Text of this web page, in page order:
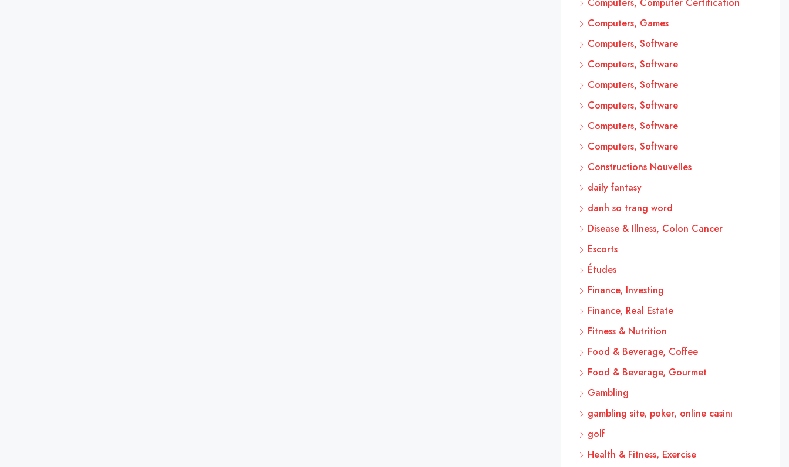
Computers, Games
Computers, Software
Computers, Software
Computers, Software
Computers, Software
Computers, Software
Computers, Software
Constructions Nouvelles
daily fantasy
danh so trang word
Disease & Illness, Colon Cancer
Escorts
Études
Finance, Investing
Finance, Real Estate
Fitness & Nutrition
Food & Beverage, Coffee
Food & Beverage, Gourmet
Gambling
gambling site, poker, online casinı
golf
Health & Fitness, Exercise